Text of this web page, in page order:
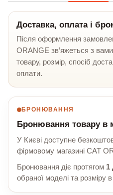
Доставка, оплата і
Після оформлення
ORANGE зв’яжеться з
товару, розмір, спосіб
оплати.
БРОНЮВАННЯ
Бронювання товару в
У Києві доступне
фірмовому магазині CAT
Бронювання діє протягом 1
обраної моделі та розміру в